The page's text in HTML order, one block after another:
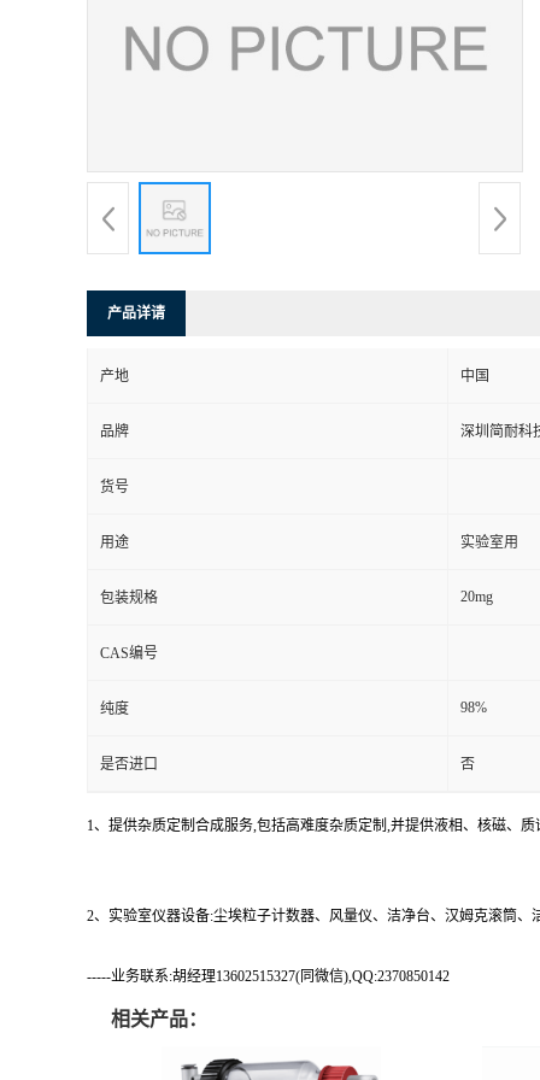
产品详请
产地 中国
品牌 深圳简耐科
货号
用途 实验室用
包装规格 20mg
CAS编号
纯度 98%
是否进口 否
1、提供杂质定制合成服务,包括高难度杂质定制,并提供液相、核磁、质
2、实验室仪器设备:尘埃粒子计数器、风量仪、洁净台、汉姆克滚筒
-----业务联系:胡经理13602515327(同微信),QQ:2370850142
相关产品：